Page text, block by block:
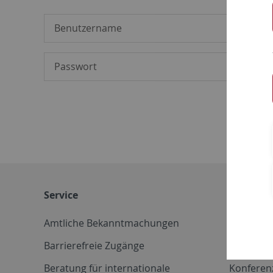
Service
Amtliche Bekanntmachungen
Barrierefreie Zugänge
Beratung für internationale